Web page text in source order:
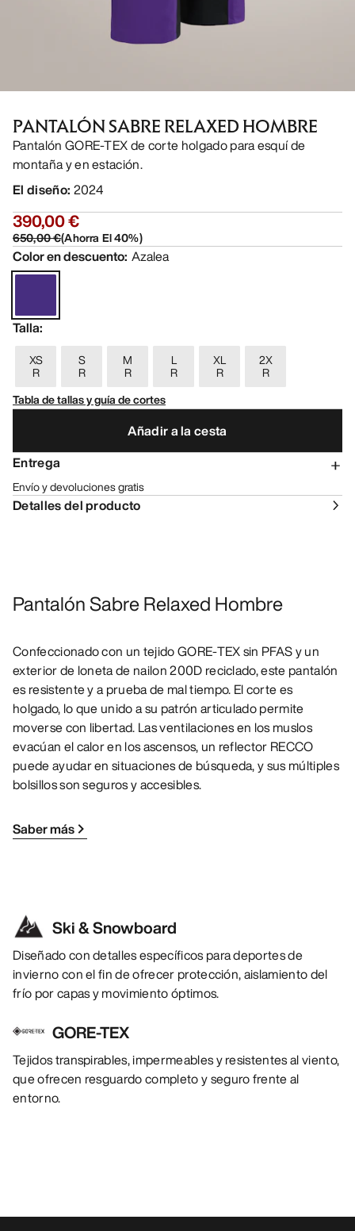
PANTALÓN SABRE RELAXED HOMBRE
Pantalón GORE-TEX de corte holgado para esquí de
montaña y en estación.
El diseño: 2024
390,00 €
650,00 €(Ahorra El40%)
Color en descuento: Azalea
Talla:
XS
R
S
R
M
R
L
R
XL
R
2X
R
Tabla de tallas y guía de cortes
Añadir a la cesta
Entrega
Envío y devoluciones gratis
Detalles del producto
Pantalón Sabre Relaxed Hombre
Confeccionado con un tejido GORE-TEX sin PFAS y un
exterior de loneta de nailon 200D reciclado, este pantalón
es resistente y a prueba de mal tiempo. El corte es
holgado, lo que unido a su patrón articulado permite
moverse con libertad. Las ventilaciones en los muslos
evacúan el calor en los ascensos, un reflector RECCO
puede ayudar en situaciones de búsqueda, y sus múltiples
bolsillos son seguros y accesibles.
Saber más
Ski & Snowboard
Diseñado con detalles específicos para deportes de
invierno con el fin de ofrecer protección, aislamiento del
frío por capas y movimiento óptimos.
GORE-TEX
Tejidos transpirables, impermeables y resistentes al viento,
que ofrecen resguardo completo y seguro frente al
entorno.